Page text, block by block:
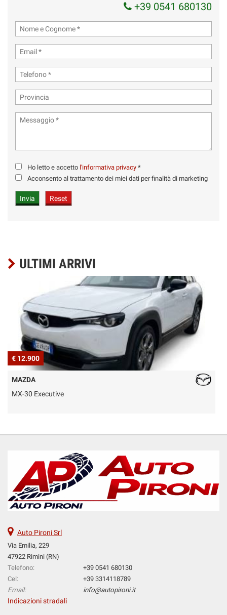
Acconsento al trattamento dei miei dati per finalità di
marketing
Invia la tua richiesta
+39 0541 680130
Ho letto e accetto l'informativa privacy *
Acconsento al trattamento dei miei dati per finalità di marketing
ULTIMI ARRIVI
€ 12.900
MAZDA
MX-30 Executive
Auto Pironi Srl
Via Emilia, 229
47922 Rimini (RN)
Telefono:
+39 0541 680130
Cel:
+39 3314118789
Email:
info@autopironi.it
Indicazioni stradali